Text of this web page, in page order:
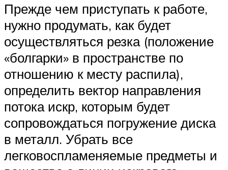
Прежде чем приступать к работе,
нужно продумать, как будет
осуществляться резка (положение
«болгарки» в пространстве по
отношению к месту распила),
определить вектор направления
потока искр, которым будет
сопровождаться погружение диска
в металл. Убрать все
легковоспламеняемые предметы и